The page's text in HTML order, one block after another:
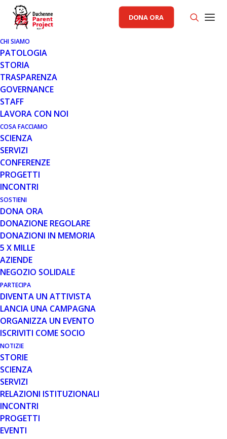
DONA ORA
CHI SIAMO
PATOLOGIA
STORIA
TRASPARENZA
GOVERNANCE
STAFF
LAVORA CON NOI
COSA FACCIAMO
SCIENZA
SERVIZI
CONFERENZE
PROGETTI
INCONTRI
SOSTIENI
DONA ORA
DONAZIONE REGOLARE
DONAZIONI IN MEMORIA
5 X MILLE
AZIENDE
NEGOZIO SOLIDALE
PARTECIPA
DIVENTA UN ATTIVISTA
LANCIA UNA CAMPAGNA
ORGANIZZA UN EVENTO
ISCRIVITI COME SOCIO
NOTIZIE
STORIE
SCIENZA
SERVIZI
RELAZIONI ISTITUZIONALI
INCONTRI
PROGETTI
EVENTI
GENERALE,RACCOLTA FONDI PP
6 FEB 2017
"ACUSTICANDO DUET" PER
FERMARE LA DUCHENNE!
Acusticando Duet presenta un evento musicale
“interattivo” a favore di Parent Project Onlus.
Il programma della serata prevede:
– Prima parte: Introduzione al coro e alle armonie vocali.
Laboratorio diretto dal M°Antonio Pantaneschi (il
pubblico potrà partecipare alla sperimentazione).
– Seconda parte: Concerto di Acusticando Duet
(Voce:Marisa Felice e Piano: Marco Mariotti) con la
gentile e straordinaria partecipazione del cantautore